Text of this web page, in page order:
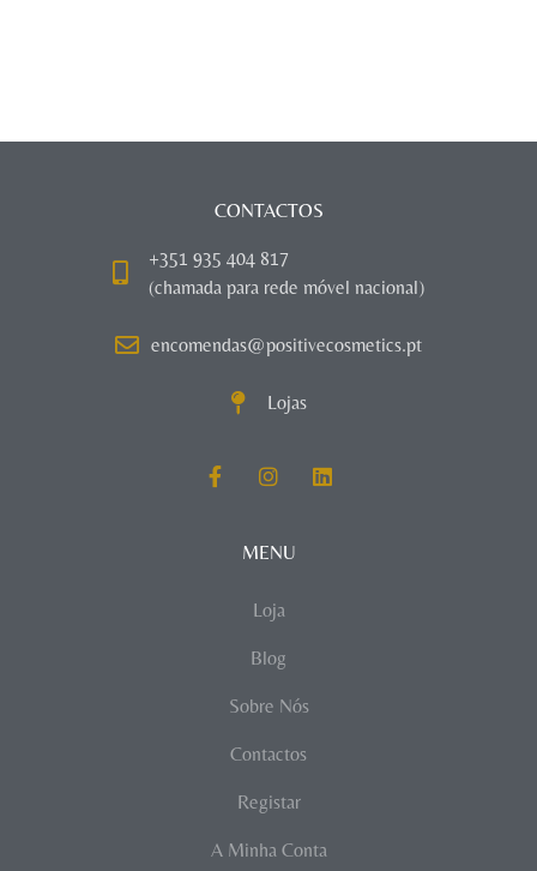
CONTACTOS
+351 935 404 817
(chamada para rede móvel nacional)
encomendas@positivecosmetics.pt
Lojas
MENU
Loja
Blog
Sobre Nós
Contactos
Registar
A Minha Conta